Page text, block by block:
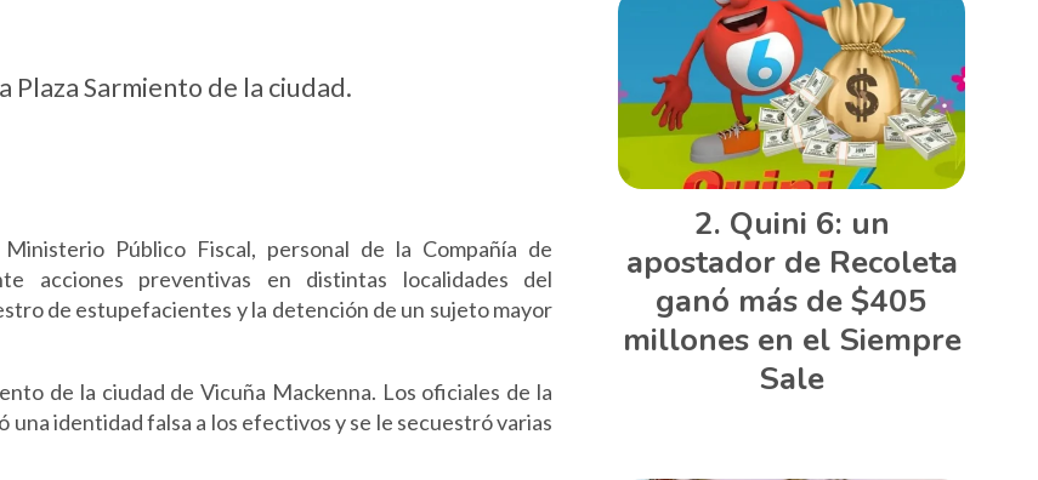
Sarmiento de la ciudad.
Público Fiscal, personal de la Compañía de
acciones preventivas en distintas localidades del
de estupefacientes y la detención de un sujeto mayor
de la ciudad de Vicuña Mackenna. Los oficiales de la
identidad falsa a los efectivos y se le secuestró varias
Quini 6: un
apostador de Recoleta
ganó más de $405
millones en el Siempre
Sale